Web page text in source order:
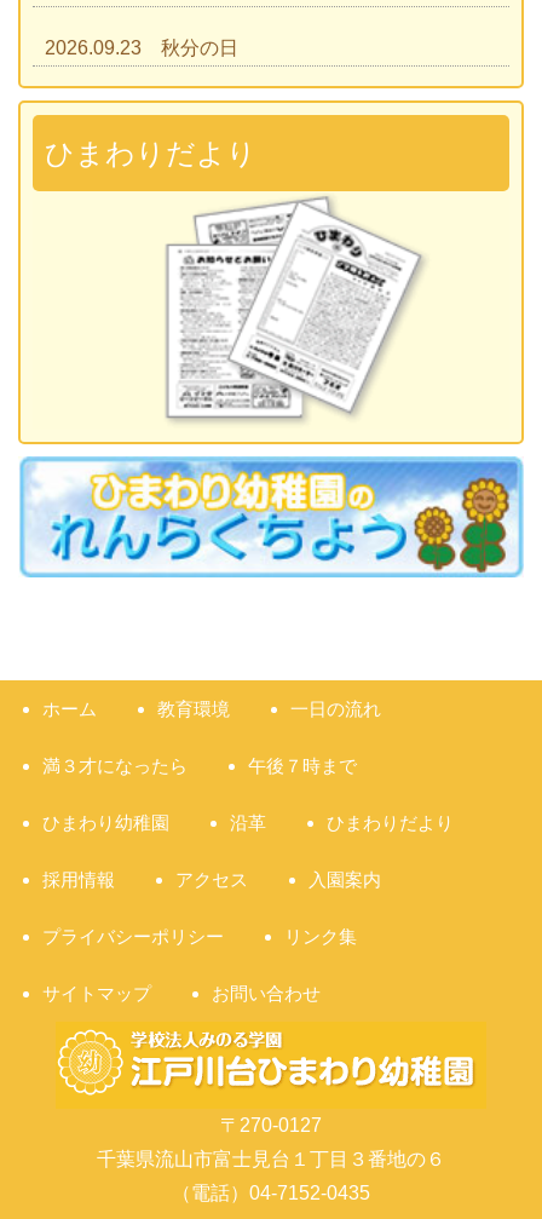
2026.09.23 秋分の日
2026.09.28 運動会
準備説明会
ひまわりだより
ホーム 教育環境 一日の流れ
満３才になったら 午後７時まで
ひまわり幼稚園 沿革 ひまわりだより
採用情報 アクセス 入園案内
プライバシーポリシー リンク集
サイトマップ お問い合わせ
〒270-0127
千葉県流山市富士見台１丁目３番地の６
（電話）04-7152-0435